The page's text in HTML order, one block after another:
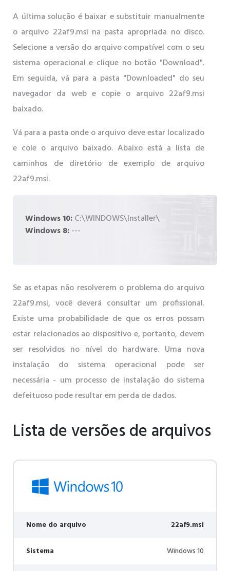
A última solução é baixar e substituir manualmente
o arquivo 22af9.msi na pasta apropriada no disco.
Selecione a versão do arquivo compatível com o seu
sistema operacional e clique no botão "Download".
Em seguida, vá para a pasta "Downloaded" do seu
navegador da web e copie o arquivo 22af9.msi
baixado.
Vá para a pasta onde o arquivo deve estar localizado
e cole o arquivo baixado. Abaixo está a lista de
caminhos de diretório de exemplo de arquivo
22af9.msi.
Windows 10:C:\WINDOWS\Installer\
Windows 8:---
Se as etapas não resolverem o problema do arquivo
22af9.msi, você deverá consultar um profissional.
Existe uma probabilidade de que os erros possam
estar relacionados ao dispositivo e, portanto, devem
ser resolvidos no nível do hardware. Uma nova
instalação do sistema operacional pode ser
necessária - um processo de instalação do sistema
defeituoso pode resultar em perda de dados.
Lista de versões de arquivos
Nome do arquivo 22af9.msi
Sistema Windows 10